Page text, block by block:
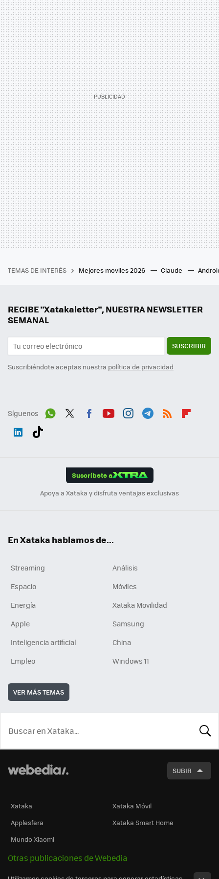
TEMAS DE INTERÉS Mejores moviles 2026 Claude
RECIBE "Xatakaletter", NUESTRA NEWSLETTER
SEMANAL
SUSCRIBIR
Suscribiéndote aceptas nuestra política de privacidad
Síguenos
Suscríbete a
Apoya a Xataka y disfruta ventajas exclusivas
En Xataka hablamos de...
Streaming
Análisis
Espacio
Móviles
Energía
Xataka Movilidad
Apple
Samsung
Inteligencia artificial
China
Empleo
Windows 11
VER MÁS TEMAS
SUBIR
Xataka
Xataka Móvil
Applesfera
Xataka Smart Home
Mundo Xiaomi
Otras publicaciones de Webedia